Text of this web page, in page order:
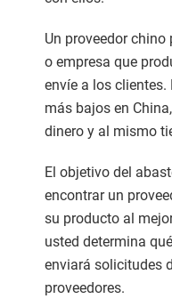
Un proveedor chino
o empresa que
envíe a los
más bajos en
dinero y al mismo
El objetivo del
encontrar un
su producto al
usted determina
enviará solicitudes
proveedores.